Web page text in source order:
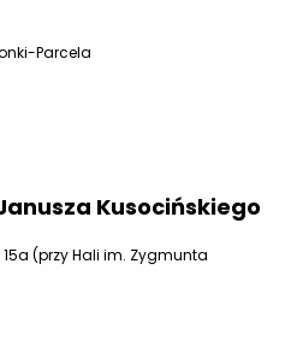
Parcela
Kusocińskiego
15a (przy Hali im. Zygmunta